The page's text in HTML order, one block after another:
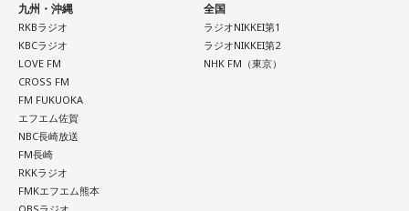
【11位】山羊座（やぎ座）
頑張ることが当たり前になっているなら、今日は少し力を抜
いてみて。成果を出すことだけが人生の豊かさではありませ
ん。楽しい、心地いいという感覚を取り戻すことで次の流れ
が見えてきます。今日は仕事を早めに切り上げて好きなこと
をして過ごして。
【12位】蠍座（さそり座）
心の奥で「もうこのままでは違う」と感じていたことが浮か
び上がるかもしれません。でも、それは生き方を変えるため
九州・沖縄
RKBラジオ
KBCラジオ
LOVE FM
CROSS FM
FM FUKUOKA
エフエム佐賀
NBC長崎放送
FM長崎
RKKラジオ
FMKエフエム熊本
全国
ラジオNIKKEI第1
ラジオNIKKEI第2
NHK FM（東京）